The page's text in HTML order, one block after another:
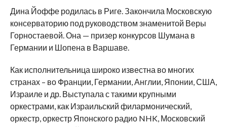
Дина Йоффе родилась в Риге. Закончила Московскую
консерваторию под руководством знаменитой Веры
Горностаевой. Она — призер конкурсов Шумана в
Германии и Шопена в Варшаве.
Как исполнительница широко известна во многих
странах – во Франции, Германии, Англии, Японии, США,
Израиле и др. Выступала с такими крупными
оркестрами, как Израильский филармонический,
оркестр, оркестр Японского радио NHK, Московский